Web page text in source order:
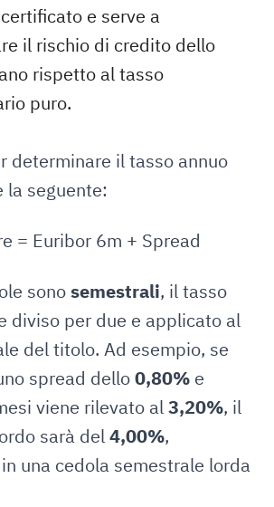
e serve a
il rischio di credito dello
rispetto al tasso
puro.
determinare il tasso annuo
la seguente:
= Euribor 6m + Spread
sonosemestrali, il tasso
diviso per due e applicato al
del titolo. Ad esempio, se
spread dello0,80% e
viene rilevato al3,20%, il
sarà del4,00%,
una cedola semestrale lorda